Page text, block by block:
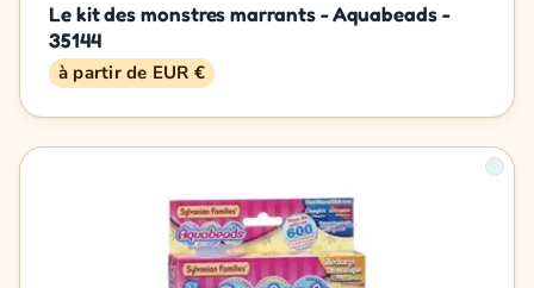
Le kit des monstres marrants - Aquabeads -
35144
à partir de EUR €